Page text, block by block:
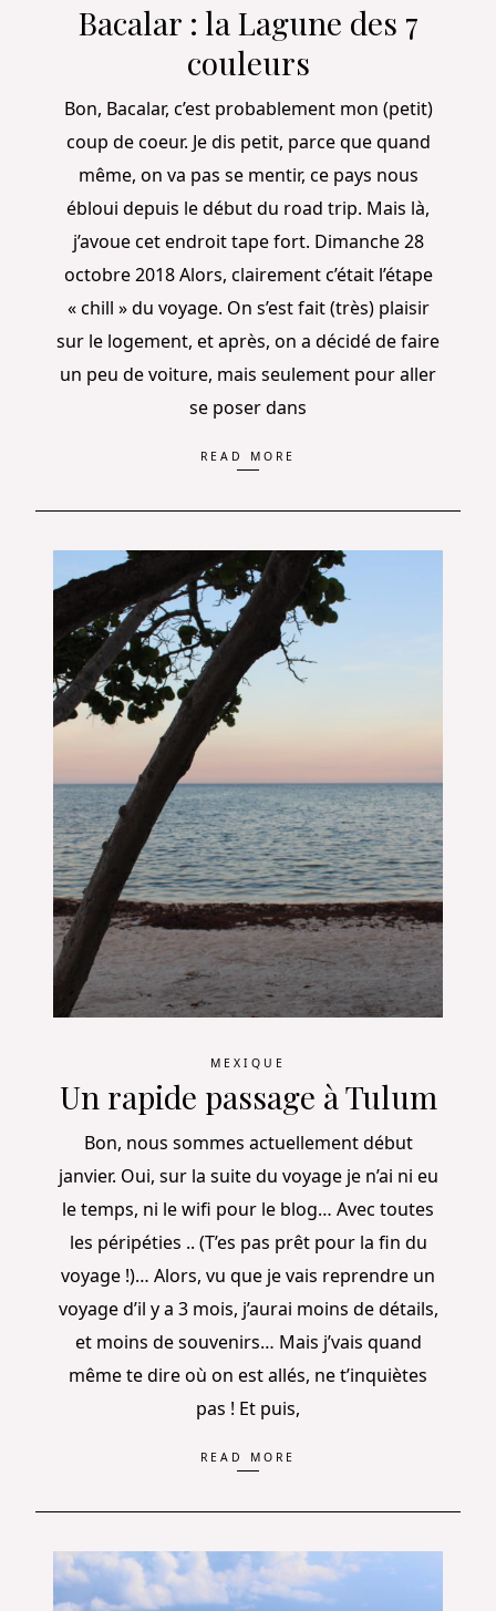
Bacalar : la Lagune des 7
couleurs
Bon, Bacalar, c’est probablement mon (petit)
coup de coeur. Je dis petit, parce que quand
même, on va pas se mentir, ce pays nous
ébloui depuis le début du road trip. Mais là,
j’avoue cet endroit tape fort. Dimanche 28
octobre 2018 Alors, clairement c’était l’étape
« chill » du voyage. On s’est fait (très) plaisir
sur le logement, et après, on a décidé de faire
un peu de voiture, mais seulement pour aller
se poser dans
READ MORE
MEXIQUE
Un rapide passage à Tulum
Bon, nous sommes actuellement début
janvier. Oui, sur la suite du voyage je n’ai ni eu
le temps, ni le wifi pour le blog… Avec toutes
les péripéties .. (T’es pas prêt pour la fin du
voyage !)… Alors, vu que je vais reprendre un
voyage d’il y a 3 mois, j’aurai moins de détails,
et moins de souvenirs… Mais j’vais quand
même te dire où on est allés, ne t’inquiètes
pas ! Et puis,
READ MORE